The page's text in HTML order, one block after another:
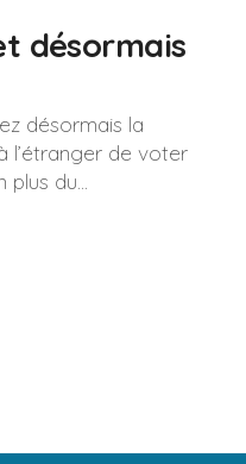
désormais
désormais la
l’étranger de voter
du...